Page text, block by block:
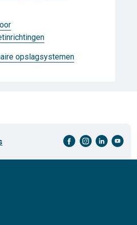
opslagsystemen
facebook-cirkel instagram-cirkel linkedin-cirkel youtube-cirkel